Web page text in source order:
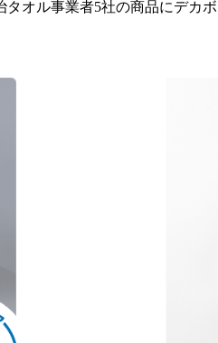
オル事業者5社の商品にデカ